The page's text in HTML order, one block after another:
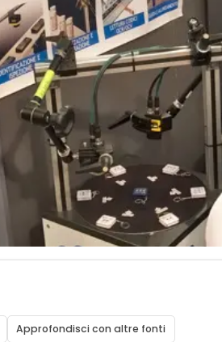
Approfondisci con altre fonti